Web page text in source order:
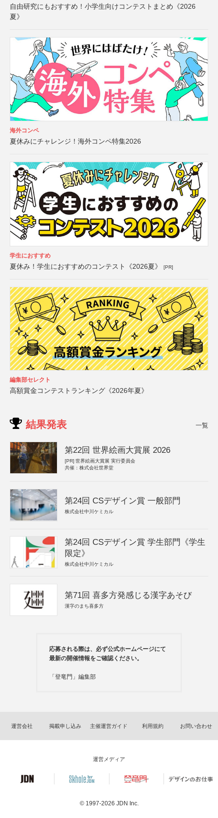
自由研究にもおすすめ！小学生向けコンテストまとめ《2026
夏》
海外コンペ
夏休みにチャレンジ！海外コンペ特集2026
学生におすすめ
夏休み！学生におすすめのコンテスト《2026夏》 [PR]
編集部セレクト
高額賞金コンテストランキング《2026年夏》
結果発表 一覧
第22回 世界絵画大賞展 2026
[PR] 世界絵画大賞展 実行委員会
共催：株式会社世界堂
第24回 CSデザイン賞 一般部門
株式会社中川ケミカル
第24回 CSデザイン賞 学生部門《学生
限定》
株式会社中川ケミカル
第71回 喜多方発感じる漢字あそび
漢字のまち喜多方
応募される際は、必ず公式ホームページにて
最新の開催情報をご確認ください。
「登竜門」編集部
運営会社 掲載申し込み 主催運営ガイド 利用規約 お問い合わせ
運営メディア
© 1997-2026 JDN Inc.